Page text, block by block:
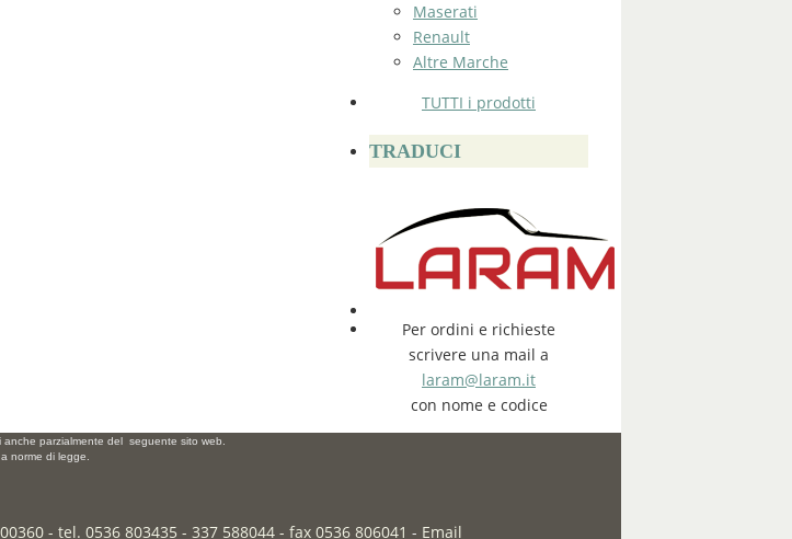
Maserati
Renault
Altre Marche
TUTTI i prodotti
TRADUCI
Per ordini e richieste
scrivere una mail a
laram@laram.it
con nome e codice
parzialmente del seguente sito web.
norme di legge.
- tel. 0536 803435 - 337 588044 - fax 0536 806041 - Email